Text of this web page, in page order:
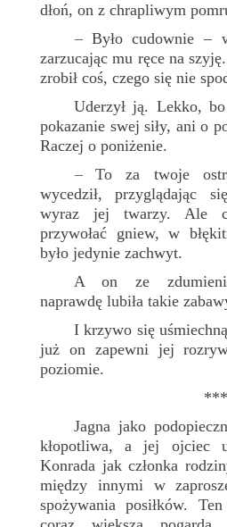
dłoń, on z chrapliwym
– Było cudownie –
zarzucając mu ręce na
zrobił coś, czego się nie
Uderzył ją. Lekko,
pokazanie swej siły, ani o
Raczej o poniżenie.
–To za twoje
wycedził, przyglądając
wyraz jej twarzy. Ale
przywołać gniew, w
było jedynie zachwyt.
A on ze
naprawdę lubiła takie
I krzywo się
już on zapewni jej
poziomie.
***
Jagna jako
kłopotliwa, a jej ojciec
Konrada jak członka
między innymi w
spożywania posiłków.